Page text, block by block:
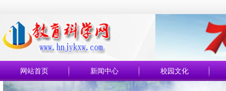
网站首页 新闻中心 校园文化